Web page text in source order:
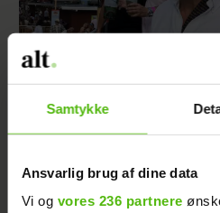
Samtykke
Ansvarlig brug af dine data
Vi og vores 236 partnere